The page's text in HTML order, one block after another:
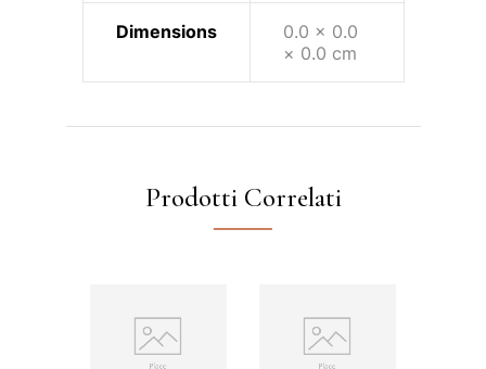
Dimensions
0.0 × 0.0
× 0.0 cm
Prodotti Correlati